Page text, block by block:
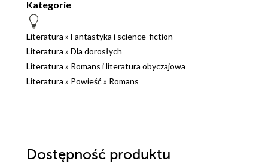
Kategorie
Literatura » Fantastyka i science-fiction
Literatura » Dla dorosłych
Literatura » Romans i literatura obyczajowa
Literatura » Powieść » Romans
Dostępność produktu